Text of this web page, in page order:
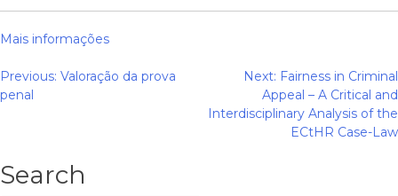
Mais informações
Navegação
de
Previous: Valoração da prova
penal
Next: Fairness in Criminal
Appeal – A Critical and
Interdisciplinary Analysis of the
ECtHR Case-Law
Search